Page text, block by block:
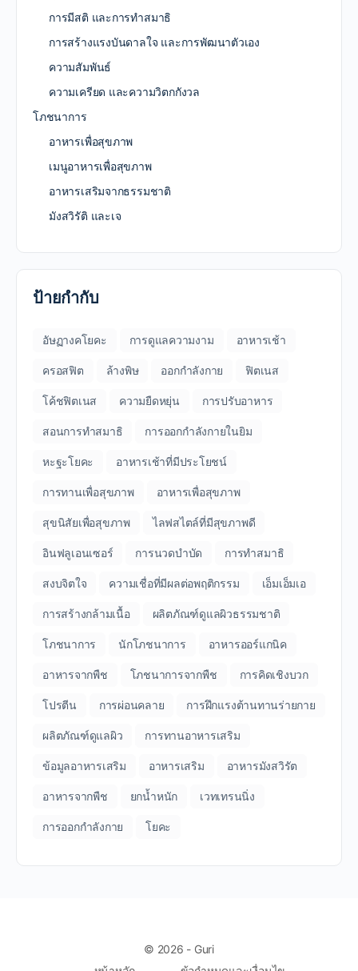
การมีสติ และการทำสมาธิ
การสร้างแรงบันดาลใจ และการพัฒนาตัวเอง
ความสัมพันธ์
ความเครียด และความวิตกกังวล
โภชนาการ
อาหารเพื่อสุขภาพ
เมนูอาหารเพื่อสุขภาพ
อาหารเสริมจากธรรมชาติ
มังสวิรัติ และเจ
ป้ายกำกับ
อัษฏางคโยคะ การดูแลความงาม อาหารเช้า
ครอสฟิต ล้างพิษ ออกกำลังกาย ฟิตเนส
โค้ชฟิตเนส ความยืดหยุ่น การปรับอาหาร
สอนการทำสมาธิ การออกกำลังกายในยิม
หะฐะโยคะ อาหารเช้าที่มีประโยชน์
การทานเพื่อสุขภาพ อาหารเพื่อสุขภาพ
สุขนิสัยเพื่อสุขภาพ ไลฟสไตล์ที่มีสุขภาพดี
อินฟลูเอนเซอร์ การนวดบำบัด การทำสมาธิ
สงบจิตใจ ความเชื่อที่มีผลต่อพฤติกรรม เอ็มเอ็มเอ
การสร้างกล้ามเนื้อ ผลิตภัณฑ์ดูแลผิวธรรมชาติ
โภชนาการ นักโภชนาการ อาหารออร์แกนิค
อาหารจากพืช โภชนาการจากพืช การคิดเชิงบวก
โปรตีน การผ่อนคลาย การฝึกแรงต้านทานร่ายกาย
ผลิตภัณฑ์ดูแลผิว การทานอาหารเสริม
ข้อมูลอาหารเสริม อาหารเสริม อาหารมังสวิรัต
อาหารจากพืช ยกน้ำหนัก เวทเทรนนิ่ง
การออกกำลังกาย โยคะ
© 2026 - Guri